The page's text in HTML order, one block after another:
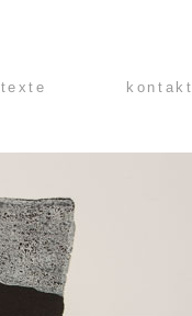
texte kontakt